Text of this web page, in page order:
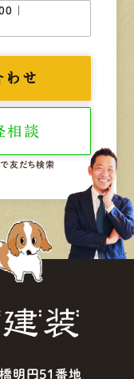
｜
わせ
相談
友だち検索
明円51番地